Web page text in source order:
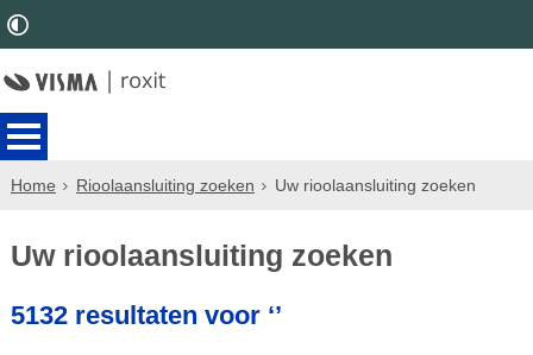
Home Rioolaansluiting zoeken Uw rioolaansluiting zoeken
Uw rioolaansluiting zoeken
5132 resultaten voor ‘’